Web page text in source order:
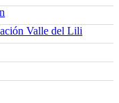
Valle del Lili